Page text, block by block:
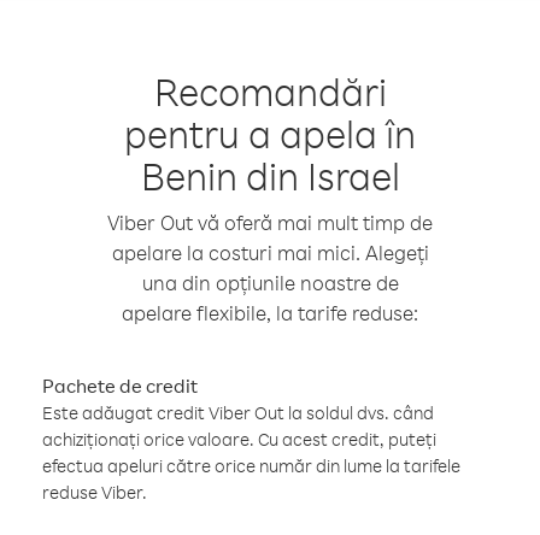
Recomandări
pentru a apela în
Benin din Israel
Viber Out vă oferă mai mult timp de
apelare la costuri mai mici. Alegeți
una din opțiunile noastre de
apelare flexibile, la tarife reduse:
Pachete de credit
Este adăugat credit Viber Out la soldul dvs. când
achiziționați orice valoare. Cu acest credit, puteți
efectua apeluri către orice număr din lume la tarifele
reduse Viber.